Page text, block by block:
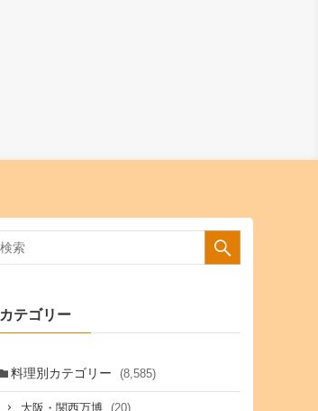
カテゴリー
料理別カテゴリー (8,585)
(20)